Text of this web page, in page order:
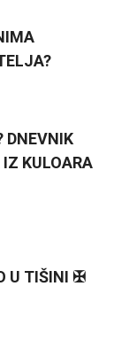
DNEVNIK
KULOARA
U TIŠINI ✠